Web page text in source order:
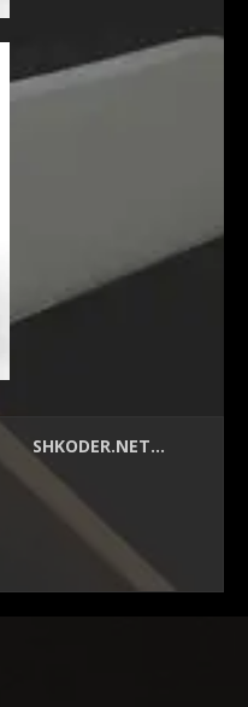
SHKODER.NET…